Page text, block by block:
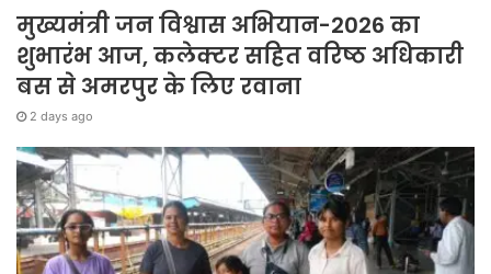
मुख्यमंत्री जन विश्वास अभियान-2026 का
शुभारंभ आज, कलेक्टर सहित वरिष्ठ अधिकारी
बस से अमरपुर के लिए रवाना
2 days ago